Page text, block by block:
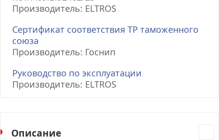
Производитель: ELTROS
Сертификат соответствия ТР таможенного
союза
Производитель: Госнип
Руководство по эксплуатации
Производитель: ELTROS
Описание